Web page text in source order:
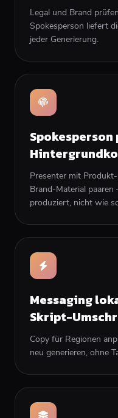
Legal und Brand
Spokesperson liefert
jeder Generierung.
Spokesperson
Presenter mit
Brand-Material
produziert, nicht wie
Messaging
Skript-
Copy für Regionen
neu generieren, ohne